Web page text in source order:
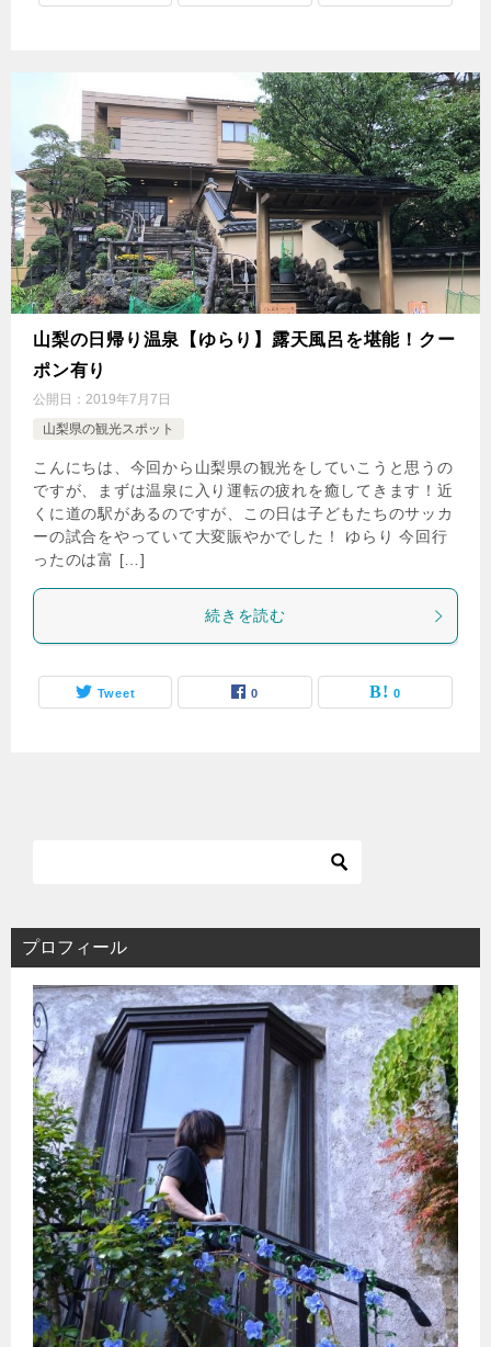
山梨の日帰り温泉【ゆらり】露天風呂を堪能！クー
ポン有り
公開日： 2019年7月7日
山梨県の観光スポット
こんにちは、今回から山梨県の観光をしていこうと思うの
ですが、まずは温泉に入り運転の疲れを癒してきます！近
くに道の駅があるのですが、この日は子どもたちのサッカ
ーの試合をやっていて大変賑やかでした！ ゆらり 今回行
ったのは富 […]
続きを読む
Tweet 0 0
プロフィール